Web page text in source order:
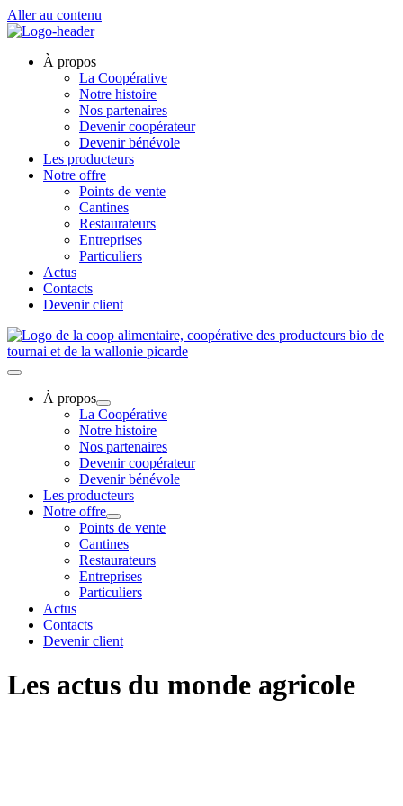
Aller au contenu
À propos
La Coopérative
Notre histoire
Nos partenaires
Devenir coopérateur
Devenir bénévole
Les producteurs
Notre offre
Points de vente
Cantines
Restaurateurs
Entreprises
Particuliers
Actus
Contacts
Devenir client
À propos
La Coopérative
Notre histoire
Nos partenaires
Devenir coopérateur
Devenir bénévole
Les producteurs
Notre offre
Points de vente
Cantines
Restaurateurs
Entreprises
Particuliers
Actus
Contacts
Devenir client
Les actus du monde agricole